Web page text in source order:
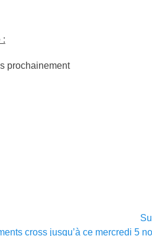
:
prochaine­ment
cross jusqu’à ce mercredi 5